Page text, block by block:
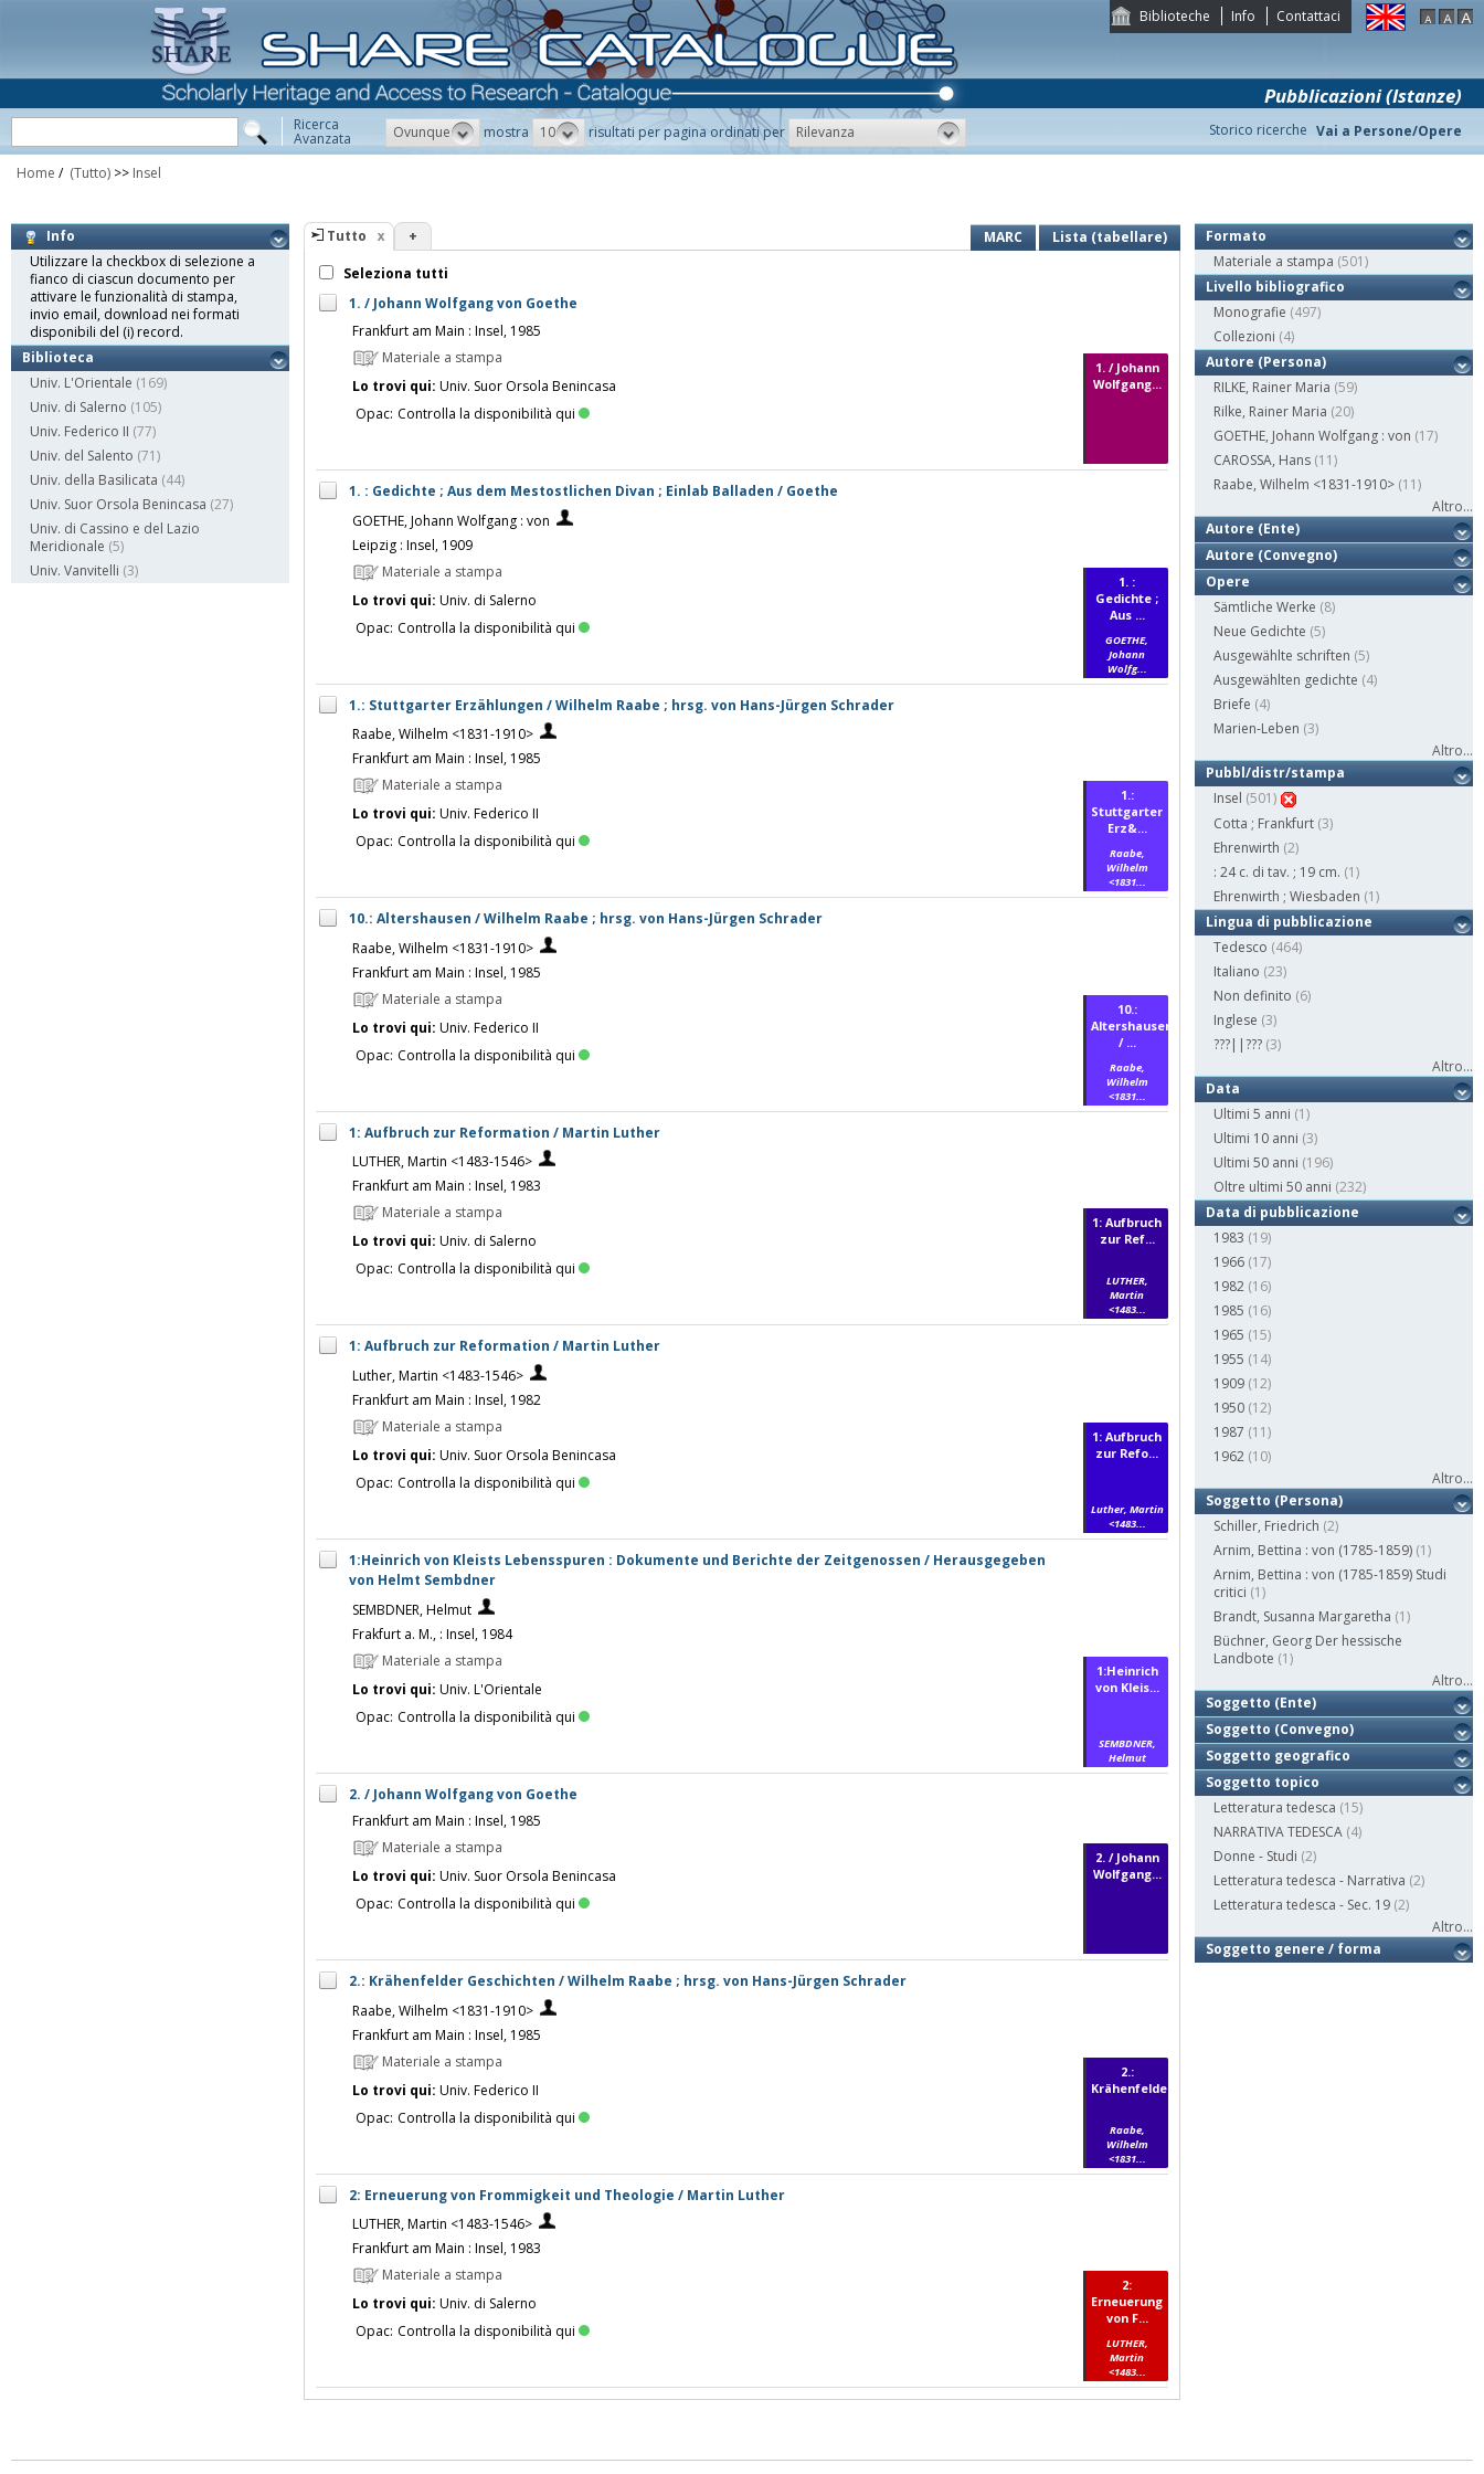
Biblioteche Info Contattaci
Storico ricerche
Pubblicazioni (Istanze)
Ricerca
Avanzata Ovunque mostra 10 risultati per pagina ordinati per Rilevanza Vai a Persone/Opere
Home / (Tutto) >> Insel
Info
Utilizzare la checkbox di selezione a
fianco di ciascun documento per
attivare le funzionalità di stampa,
invio email, download nei formati
disponibili del (i) record.
Biblioteca
Univ. L'Orientale (169)
Univ. di Salerno (105)
Univ. Federico II (77)
Univ. del Salento (71)
Univ. della Basilicata (44)
Univ. Suor Orsola Benincasa (27)
Univ. di Cassino e del Lazio
Meridionale (5)
Univ. Vanvitelli (3)
Tutto + MARC
Lista (tabellare)
Seleziona tutti
1. / Johann Wolfgang von Goethe
Frankfurt am Main : Insel, 1985
Materiale a stampa
Lo trovi qui: Univ. Suor Orsola Benincasa
Opac: Controlla la disponibilità qui
1. / Johann
Wolfgang...
1. : Gedichte ; Aus dem Mestostlichen Divan ; Einlab Balladen / Goethe
GOETHE, Johann Wolfgang : von
Leipzig : Insel, 1909
Materiale a stampa
Lo trovi qui: Univ. di Salerno
Opac: Controlla la disponibilità qui
1. :
Gedichte ;
Aus ...
GOETHE,
Johann
Wolfg...
1.: Stuttgarter Erzählungen / Wilhelm Raabe ; hrsg. von Hans-Jürgen Schrader
Raabe, Wilhelm <1831-1910>
Frankfurt am Main : Insel, 1985
Materiale a stampa
Lo trovi qui: Univ. Federico II
Opac: Controlla la disponibilità qui
1.:
Stuttgarter
Erz&...
Raabe,
Wilhelm
<1831...
10.: Altershausen / Wilhelm Raabe ; hrsg. von Hans-Jürgen Schrader
Raabe, Wilhelm <1831-1910>
Frankfurt am Main : Insel, 1985
Materiale a stampa
Lo trovi qui: Univ. Federico II
Opac: Controlla la disponibilità qui
10.:
Altershausen
/ ...
Raabe,
Wilhelm
<1831...
1: Aufbruch zur Reformation / Martin Luther
LUTHER, Martin <1483-1546>
Frankfurt am Main : Insel, 1983
Materiale a stampa
Lo trovi qui: Univ. di Salerno
Opac: Controlla la disponibilità qui
1: Aufbruch
zur Ref...
LUTHER,
Martin
<1483...
1: Aufbruch zur Reformation / Martin Luther
Luther, Martin <1483-1546>
Frankfurt am Main : Insel, 1982
Materiale a stampa
Lo trovi qui: Univ. Suor Orsola Benincasa
Opac: Controlla la disponibilità qui
1: Aufbruch
zur Refo...
Luther, Martin
<1483...
1:Heinrich von Kleists Lebensspuren : Dokumente und Berichte der Zeitgenossen / Herausgegeben
von Helmt Sembdner
SEMBDNER, Helmut
Frakfurt a. M., : Insel, 1984
Materiale a stampa
Lo trovi qui: Univ. L'Orientale
Opac: Controlla la disponibilità qui
1:Heinrich
von Kleis...
SEMBDNER,
Helmut
2. / Johann Wolfgang von Goethe
Frankfurt am Main : Insel, 1985
Materiale a stampa
Lo trovi qui: Univ. Suor Orsola Benincasa
Opac: Controlla la disponibilità qui
2. / Johann
Wolfgang...
2.: Krähenfelder Geschichten / Wilhelm Raabe ; hrsg. von Hans-Jürgen Schrader
Raabe, Wilhelm <1831-1910>
Frankfurt am Main : Insel, 1985
Materiale a stampa
Lo trovi qui: Univ. Federico II
Opac: Controlla la disponibilità qui
2.:
Krähenfelde...
Raabe,
Wilhelm
<1831...
2: Erneuerung von Frommigkeit und Theologie / Martin Luther
LUTHER, Martin <1483-1546>
Frankfurt am Main : Insel, 1983
Materiale a stampa
Lo trovi qui: Univ. di Salerno
Opac: Controlla la disponibilità qui
2:
Erneuerung
von F...
LUTHER,
Martin
<1483...
Formato
Materiale a stampa (501)
Livello bibliografico
Monografie (497)
Collezioni (4)
Autore (Persona)
RILKE, Rainer Maria (59)
Rilke, Rainer Maria (20)
GOETHE, Johann Wolfgang : von (17)
CAROSSA, Hans (11)
Raabe, Wilhelm <1831-1910> (11)
Altro...
Autore (Ente)
Autore (Convegno)
Opere
Sämtliche Werke (8)
Neue Gedichte (5)
Ausgewählte schriften (5)
Ausgewählten gedichte (4)
Briefe (4)
Marien-Leben (3)
Altro...
Pubbl/distr/stampa
Insel (501)
Cotta ; Frankfurt (3)
Ehrenwirth (2)
: 24 c. di tav. ; 19 cm. (1)
Ehrenwirth ; Wiesbaden (1)
Lingua di pubblicazione
Tedesco (464)
Italiano (23)
Non definito (6)
Inglese (3)
???||??? (3)
Altro...
Data
Ultimi 5 anni (1)
Ultimi 10 anni (3)
Ultimi 50 anni (196)
Oltre ultimi 50 anni (232)
Data di pubblicazione
1983 (19)
1966 (17)
1982 (16)
1985 (16)
1965 (15)
1955 (14)
1909 (12)
1950 (12)
1987 (11)
1962 (10)
Altro...
Soggetto (Persona)
Schiller, Friedrich (2)
Arnim, Bettina : von (1785-1859) (1)
Arnim, Bettina : von (1785-1859) Studi
critici (1)
Brandt, Susanna Margaretha (1)
Büchner, Georg Der hessische
Landbote (1)
Altro...
Soggetto (Ente)
Soggetto (Convegno)
Soggetto geografico
Soggetto topico
Letteratura tedesca (15)
NARRATIVA TEDESCA (4)
Donne - Studi (2)
Letteratura tedesca - Narrativa (2)
Letteratura tedesca - Sec. 19 (2)
Altro...
Soggetto genere / forma